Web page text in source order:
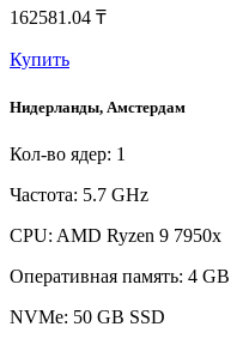
162581.04 ₸
Купить
Нидерланды, Амстердам
Кол-во ядер: 1
Частота: 5.7 GHz
CPU: AMD Ryzen 9 7950x
Оперативная память: 4 GB
NVMe: 50 GB SSD